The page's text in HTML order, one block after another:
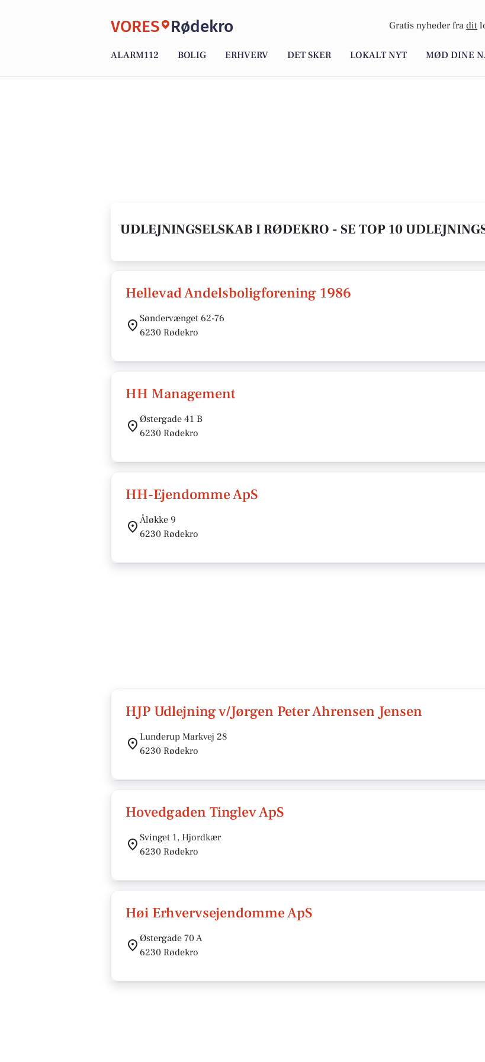
VORES Rødekro Gratis nyheder fra dit
ALARM112 BOLIG ERHVERV DET SKER LOKALT NYT MØD DINE
UDLEJNINGSELSKAB I RØDEKRO - SE TOP 10
Hellevad Andelsboligforening 1986
Søndervænget 62-76
6230 Rødekro
HH Management
Østergade 41 B
6230 Rødekro
HH-Ejendomme ApS
Åløkke 9
6230 Rødekro
HJP Udlejning v/Jørgen Peter Ahrensen Jensen
Lunderup Markvej 28
6230 Rødekro
Hovedgaden Tinglev ApS
Svinget 1, Hjordkær
6230 Rødekro
Høi Erhvervsejendomme ApS
Østergade 70 A
6230 Rødekro